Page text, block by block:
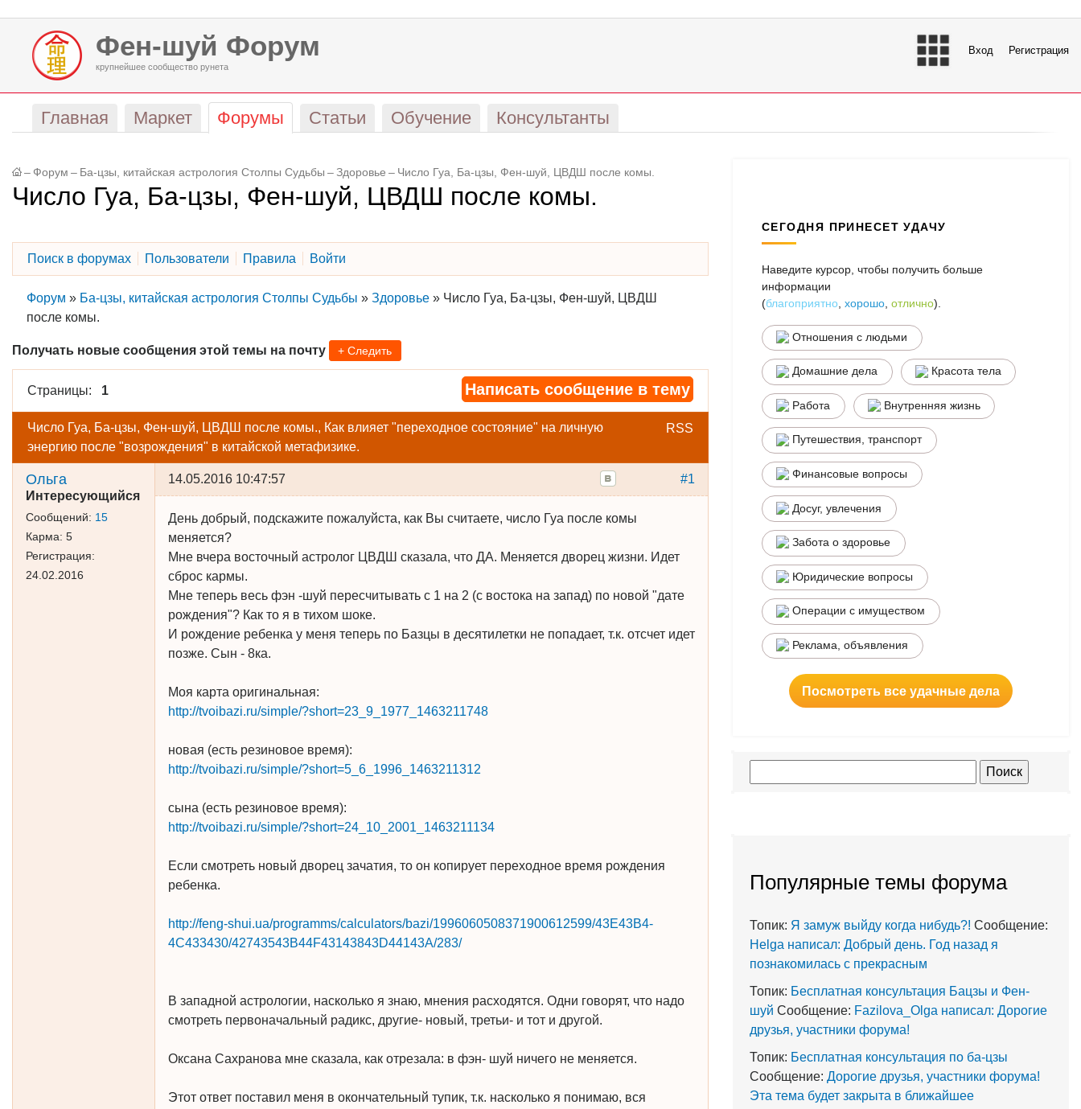
Фен-шуй Форум
крупнейшее сообщество рунета
Вход Регистрация
Главная Маркет Форумы Статьи Обучение Консультанты
– Форум – Ба-цзы, китайская астрология Столпы Судьбы – Здоровье – Число Гуа, Ба-цзы, Фен-шуй, ЦВДШ после комы.
Число Гуа, Ба-цзы, Фен-шуй, ЦВДШ после комы.
Поиск в форумах Пользователи Правила Войти
Форум » Ба-цзы, китайская астрология Столпы Судьбы » Здоровье » Число Гуа, Ба-цзы, Фен-шуй, ЦВДШ
после комы.
Получать новые сообщения этой темы на почту + Следить
Страницы: 1 Написать сообщение в тему
RSS
Число Гуа, Ба-цзы, Фен-шуй, ЦВДШ после комы., Как влияет "переходное состояние" на личную
энергию после "возрождения" в китайской метафизике.
Ольга
Интересующийся
Сообщений: 15
Карма: 5
Регистрация:
24.02.2016
#1
14.05.2016 10:47:57
День добрый, подскажите пожалуйста, как Вы считаете, число Гуа после комы
меняется?
Мне вчера восточный астролог ЦВДШ сказала, что ДА. Меняется дворец жизни. Идет
сброс кармы.
Мне теперь весь фэн -шуй пересчитывать с 1 на 2 (с востока на запад) по новой "дате
рождения"? Как то я в тихом шоке.
И рождение ребенка у меня теперь по Базцы в десятилетки не попадает, т.к. отсчет идет
позже. Сын - 8ка.
Моя карта оригинальная:
http://tvoibazi.ru/simple/?short=23_9_1977_1463211748
новая (есть резиновое время):
http://tvoibazi.ru/simple/?short=5_6_1996_1463211312
сына (есть резиновое время):
http://tvoibazi.ru/simple/?short=24_10_2001_1463211134
Если смотреть новый дворец зачатия, то он копирует переходное время рождения
ребенка.
http://feng-shui.ua/programms/calculators/bazi/1996060508371900612599/43E43B4­
4C433430/42743543B44F43143843D44143A/283/
В западной астрологии, насколько я знаю, мнения расходятся. Одни говорят, что надо
смотреть первоначальный радикс, другие- новый, третьи- и тот и другой.
Оксана Сахранова мне сказала, как отрезала: в фэн- шуй ничего не меняется.
Этот ответ поставил меня в окончательный тупик, т.к. насколько я понимаю, вся
СЕГОДНЯ ПРИНЕСЕТ УДАЧУ
Наведите курсор, чтобы получить больше
информации
(благоприятно хорошо отлично).
Отношения с людьми
Домашние дела Красота тела
Работа Внутренняя жизнь
Путешествия, транспорт
Финансовые вопросы
Досуг, увлечения
Забота о здоровье
Юридические вопросы
Операции с имуществом
Реклама, объявления
Посмотреть все удачные дела
Популярные темы форума
Топик: Я замуж выйду когда нибудь?! Сообщение:
Helga написал: Добрый день. Год назад я
познакомилась с прекрасным
Топик: Бесплатная консультация Бацзы и Фен-
шуй Сообщение: Fazilova_Olga написал: Дорогие
друзья, участники форума!
Топик: Бесплатная консультация по ба-цзы
Сообщение: Дорогие друзья, участники форума!
Эта тема будет закрыта в ближайшее